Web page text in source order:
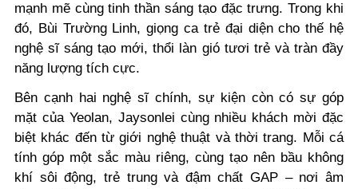
mạnh mẽ cùng tinh thần sáng tạo đặc trưng. Trong khi
đó, Bùi Trường Linh, giọng ca trẻ đại diện cho thế hệ
nghệ sĩ sáng tạo mới, thổi làn gió tươi trẻ và tràn đầy
năng lượng tích cực.
Bên cạnh hai nghệ sĩ chính, sự kiện còn có sự góp
mặt của Yeolan, Jaysonlei cùng nhiều khách mời đặc
biệt khác đến từ giới nghệ thuật và thời trang. Mỗi cá
tính góp một sắc màu riêng, cùng tạo nên bầu không
khí sôi động, trẻ trung và đậm chất GAP – nơi âm